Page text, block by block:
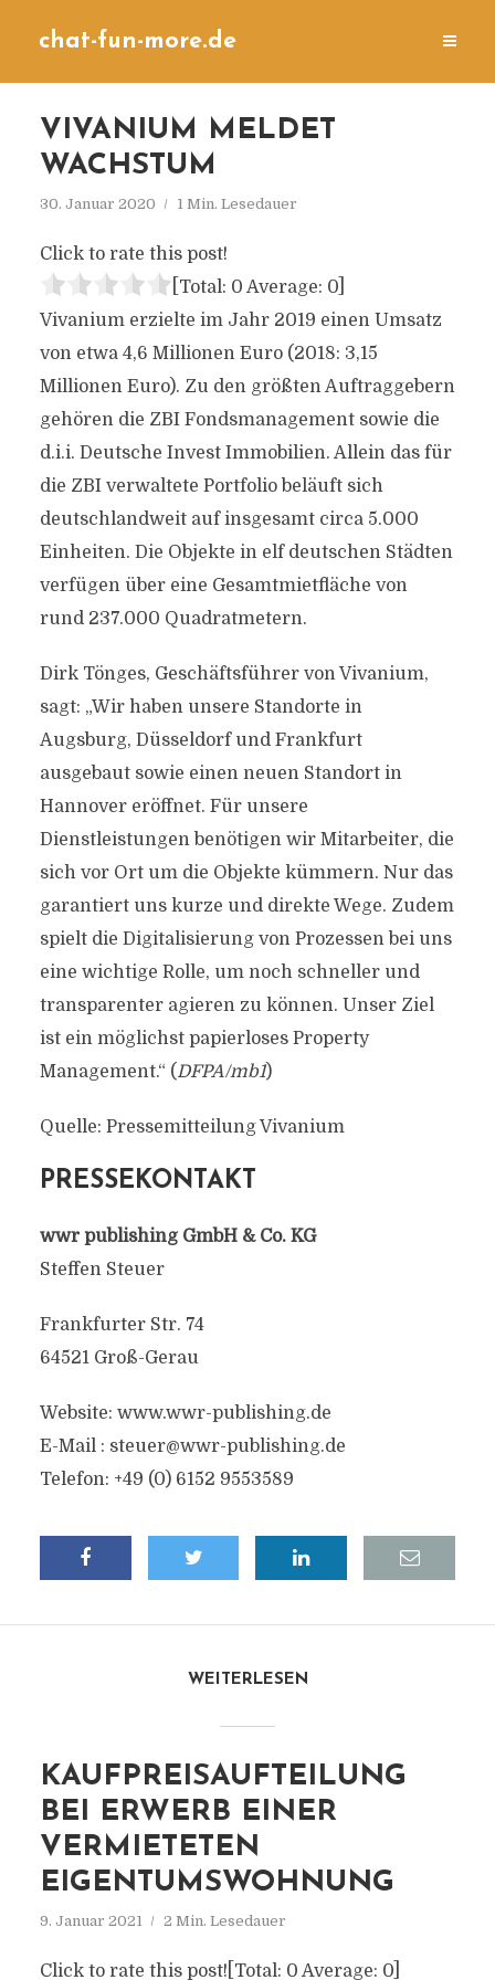
chat-fun-more.de
VIVANIUM MELDET
WACHSTUM
30. Januar 2020 1 Min. Lesedauer
Click to rate this post!
[Total: 0 Average: 0]
Vivanium erzielte im Jahr 2019 einen Umsatz
von etwa 4,6 Millionen Euro (2018: 3,15
Millionen Euro). Zu den größten Auftraggebern
gehören die ZBI Fondsmanagement sowie die
d.i.i. Deutsche Invest Immobilien. Allein das für
die ZBI verwaltete Portfolio beläuft sich
deutschlandweit auf insgesamt circa 5.000
Einheiten. Die Objekte in elf deutschen Städten
verfügen über eine Gesamtmietfläche von
rund 237.000 Quadratmetern.
Dirk Tönges, Geschäftsführer von Vivanium,
sagt: „Wir haben unsere Standorte in
Augsburg, Düsseldorf und Frankfurt
ausgebaut sowie einen neuen Standort in
Hannover eröffnet. Für unsere
Dienstleistungen benötigen wir Mitarbeiter, die
sich vor Ort um die Objekte kümmern. Nur das
garantiert uns kurze und direkte Wege. Zudem
spielt die Digitalisierung von Prozessen bei uns
eine wichtige Rolle, um noch schneller und
transparenter agieren zu können. Unser Ziel
ist ein möglichst papierloses Property
Management.“ (DFPA/mb1)
Quelle: Pressemitteilung Vivanium
PRESSEKONTAKT
wwr publishing GmbH & Co. KG
Steffen Steuer
Frankfurter Str. 74
64521 Groß-Gerau
Website: www.wwr-publishing.de
E-Mail : steuer@wwr-publishing.de
Telefon: +49 (0) 6152 9553589
WEITERLESEN
KAUFPREISAUFTEILUNG
BEI ERWERB EINER
VERMIETETEN
EIGENTUMSWOHNUNG
9. Januar 2021 2 Min. Lesedauer
Click to rate this post![Total: 0 Average: 0]